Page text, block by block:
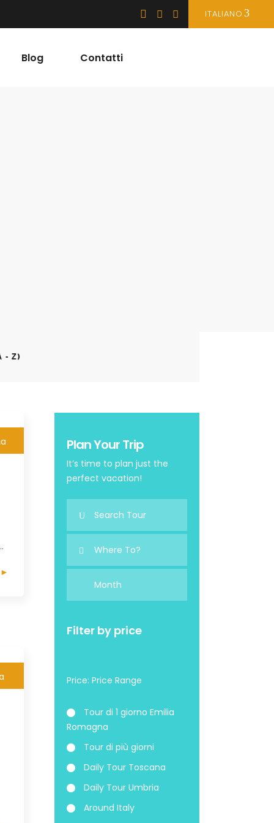
ITALIANO
Blog Contatti
- Z)
Plan Your Trip
It’s time to plan just the
perfect vacation!
Filter by price
Price:
Tour di 1 giorno Emilia
Romagna
Tour di più giorni
Daily Tour Toscana
Daily Tour Umbria
Around Italy